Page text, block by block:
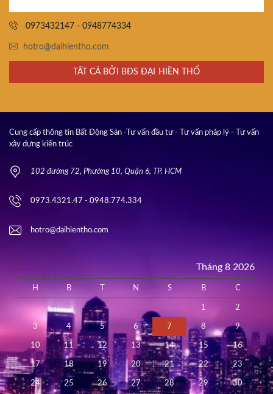
0973432147 - 0948774334
hotro@daihientho.com
TẤT CẢ BỞI BĐS ĐẠI HIỀN THỔ
Cung cấp thông tin Bất Động Sản -Tư vấn đầu tư - Tư vấn pháp lý - Tư vấn
xây dựng kiến trúc
102 đường 72, Phường 10, Quận 6, TP. HCM
0973.4321.47 - 0948.774.334
hotro@daihientho.com
Tháng 8 2026
H B N S B C
1 2
3 4 5 6 7 8 9
10 11 12 13 14 15 16
17 18 19 20 21 22 23
24 25 26 27 28 29 30